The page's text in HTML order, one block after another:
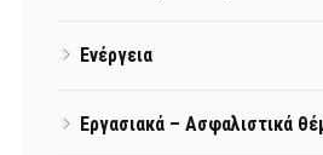
Ενέργεια
Εργασιακά – Ασφαλιστικά